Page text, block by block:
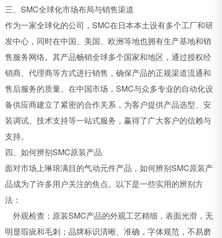
三、SMC全球化市场布局与销售渠道
作为一家全球化的公司，SMC在日本本土设有多个工厂和研
发中心，同时在中国、美国、欧洲等地也拥有生产基地和销
售服务网络。其产品畅销全球多个国家和地区，通过授权经
销商、代理商等方式进行销售，确保产品的正规渠道流通和
售后服务的质量。在中国市场，SMC与众多专业的自动化设
备供应商建立了紧密的合作关系，为客户提供产品选型、安
装调试、技术支持等一站式服务，赢得了广大客户的信赖与
支持。
四、如何辨别SMC原装产品
面对市场上琳琅满目的气动元件产品，如何辨别SMC原装产
品成为了许多用户关注的焦点。以下是一些实用的辨别方
法：
外观检查：原装SMC产品的外观工艺精细，表面光滑，无
明显瑕疵和毛刺；品牌标识清晰、准确，字体规范，不易磨